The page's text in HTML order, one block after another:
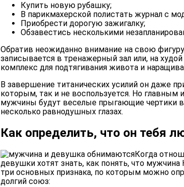
Купить новую рубашку;
В парикмахерской полистать журнал с
Приобрести дорогую зажигалку;
Обзавестись несколькими
Обратив неожиданно внимание на свою
записывается в тренажерный зал или, на
комплекс для подтягивания живота и
В завершение титанических усилий он даже
которым, так и не воспользуется. Но
мужчины будут веселые прыгающие чертики
несколько равнодушных глазах.
Как определить, что он тебя
Когда
девушки хотят знать, как понять, что
три основных признака, по которым можно
долгий союз: